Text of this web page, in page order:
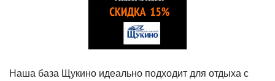
Наша база Щукино идеально подходит для отдыха с